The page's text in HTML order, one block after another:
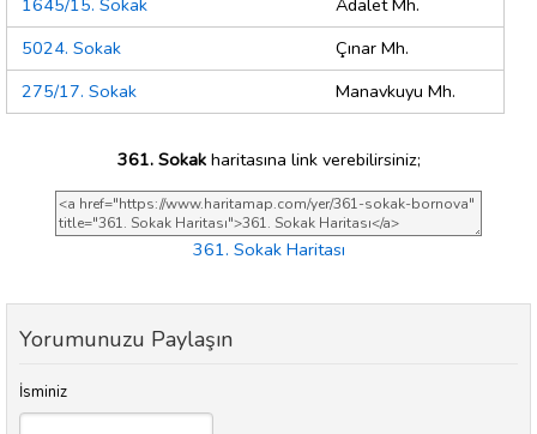
1645/15. Sokak
Adalet Mh.
5024. Sokak
Çınar Mh.
275/17. Sokak
Manavkuyu Mh.
361. Sokakharitasına link verebilirsiniz;
361. Sokak Haritası
Yorumunuzu Paylaşın
İsminiz